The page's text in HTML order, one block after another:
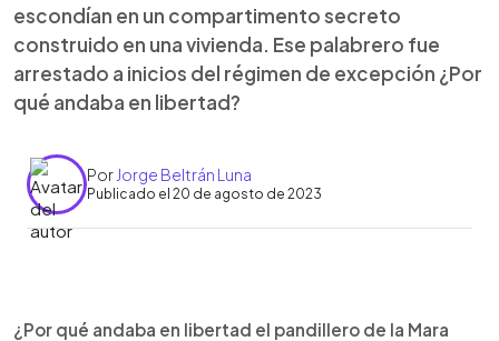
escondían en un compartimento secreto
construido en una vivienda. Ese palabrero fue
arrestado a inicios del régimen de excepción ¿Por
qué andaba en libertad?
Por Jorge Beltrán Luna
Publicado el 20 de agosto de 2023
► Escuchar artículo
¿Por qué andaba en libertad el pandillero de la Mara